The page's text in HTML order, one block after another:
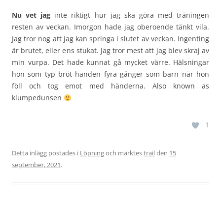
Nu vet jag inte riktigt hur jag ska göra med träningen
resten av veckan. Imorgon hade jag oberoende tänkt vila.
Jag tror nog att jag kan springa i slutet av veckan. Ingenting
är brutet, eller ens stukat. Jag tror mest att jag blev skraj av
min vurpa. Det hade kunnat gå mycket värre. Hälsningar
hon som typ bröt handen fyra gånger som barn när hon
föll och tog emot med händerna. Also known as
klumpedunsen
1
Detta inlägg postades i Löpningoch märktestrailden 15
september, 2021.